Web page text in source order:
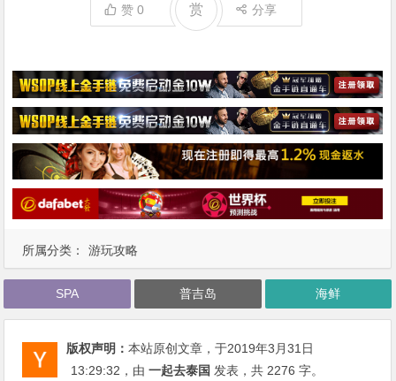
所属分类： 游玩攻略
赞0 赏 分享
SPA 普吉岛 海鲜
版权声明：本站原创文章，于2019年3月31日
13:29:32 ，由一起去泰国 发表，共 2276 字。